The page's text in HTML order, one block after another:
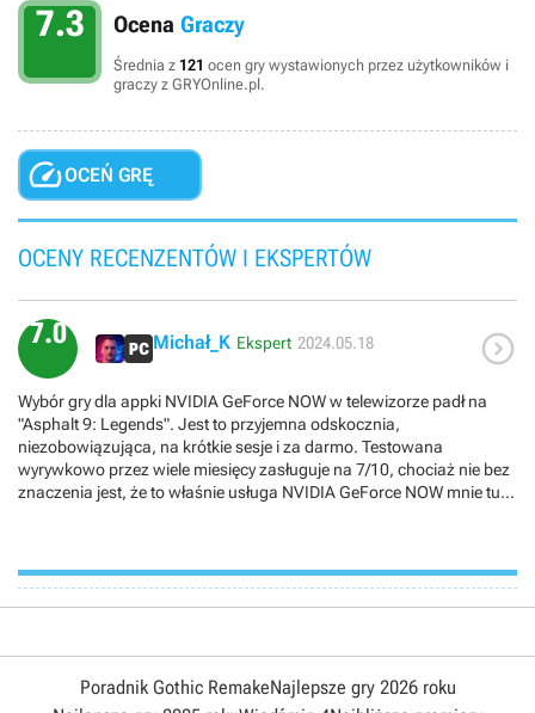
7.3 Ocena Graczy
Średnia z 121 ocen gry wystawionych przez użytkowników i
graczy z GRYOnline.pl.
OCEŃ GRĘ
OCENY RECENZENTÓW I EKSPERTÓW
7.0 Michał_K Ekspert 2024.05.18 
Wybór gry dla appki NVIDIA GeForce NOW w telewizorze padł na
"Asphalt 9: Legends". Jest to przyjemna odskocznia,
niezobowiązująca, na krótkie sesje i za darmo. Testowana
wyrywkowo przez wiele miesięcy zasługuje na 7/10, chociaż nie bez
znaczenia jest, że to właśnie usługa NVIDIA GeForce NOW mnie tu
Poradnik Gothic RemakeNajlepsze gry 2026 roku